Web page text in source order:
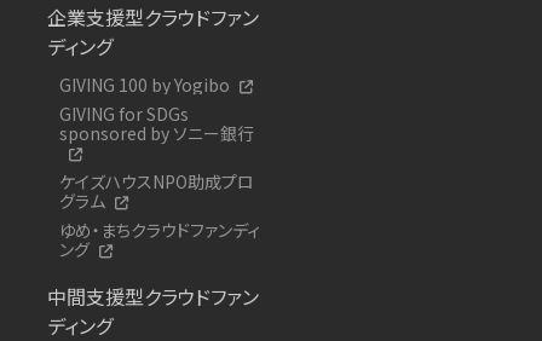
企業支援型クラウドファン
ディング
GIVING 100 by Yogibo
GIVING for SDGs
sponsored by ソニー銀行
ケイズハウスNPO助成プロ
グラム
ゆめ・まちクラウドファンディ
ング
中間支援型クラウドファン
ディング